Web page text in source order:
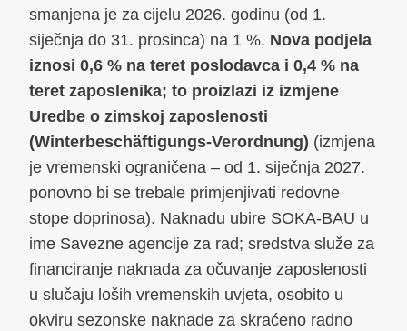
smanjena je za cijelu 2026. godinu (od 1.
siječnja do 31. prosinca) na 1 %. Nova podjela
iznosi 0,6 % na teret poslodavca i 0,4 % na
teret zaposlenika; to proizlazi iz izmjene
Uredbe o zimskoj zaposlenosti
(Winterbeschäftigungs-Verordnung) (izmjena
je vremenski ograničena – od 1. siječnja 2027.
ponovno bi se trebale primjenjivati redovne
stope doprinosa). Naknadu ubire SOKA-BAU u
ime Savezne agencije za rad; sredstva služe za
financiranje naknada za očuvanje zaposlenosti
u slučaju loših vremenskih uvjeta, osobito u
okviru sezonske naknade za skraćeno radno